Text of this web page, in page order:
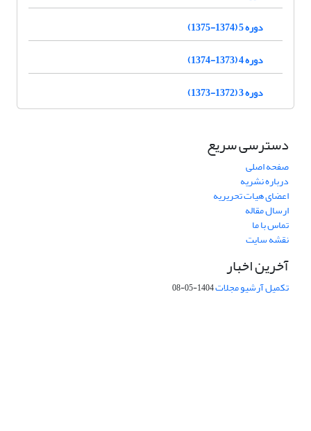
دوره 5 (1374-1375)
دوره 4 (1373-1374)
دوره 3 (1372-1373)
دسترسی سریع
صفحه اصلی
درباره نشریه
اعضای هیات تحریریه
ارسال مقاله
تماس با ما
نقشه سایت
آخرین اخبار
تکمیل آرشیو مجلات1404-05-08